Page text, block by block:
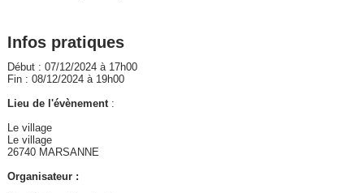
Infos pratiques
Début : 07/12/2024 à 17h00
Fin : 08/12/2024 à 19h00
Lieu de l'évènement:
Le village
Le village
26740 MARSANNE
Organisateur :